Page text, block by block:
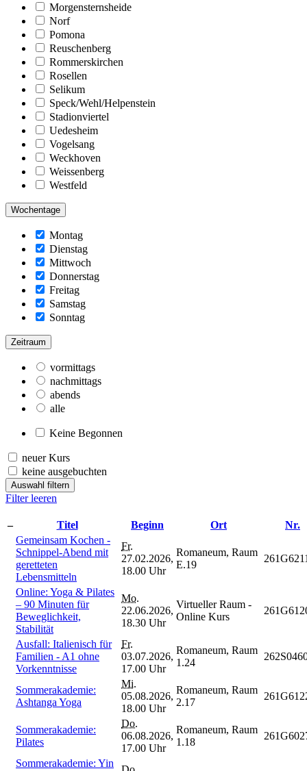
Morgensternsheide
Norf
Pomona
Reuschenberg
Rommerskirchen
Rosellen
Selikum
Speck/Wehl/Helpenstein
Stadionviertel
Uedesheim
Vogelsang
Weckhoven
Weissenberg
Westfeld
Wochentage
Montag
Dienstag
Mittwoch
Donnerstag
Freitag
Samstag
Sonntag
Zeitraum
vormittags
nachmittags
abends
alle
Keine Begonnen
neuer Kurs
keine ausgebuchten
Auswahl filtern
Filter leeren
– Titel Beginn Ort
Nr.
Gemeinsam Kochen -
Schnippel-Abend mit
geretteten
Lebensmitteln
Fr.
27.02.2026,
18.00 Uhr
Romaneum, Raum
E.19
Online: Yoga & Pilates
– 90 Minuten für
Beweglichkeit,
Stabilität
Mo.
22.06.2026,
18.30 Uhr
Virtueller Raum -
Online Kurs
Ausfall: Italienisch für
Familien - A1 ohne
Vorkenntnisse
Fr.
03.07.2026,
17.00 Uhr
Romaneum, Raum
1.24
Sommerakademie:
Ashtanga Yoga
Mi.
05.08.2026,
18.00 Uhr
Romaneum, Raum
2.17
Sommerakademie:
Pilates
Do.
06.08.2026,
17.00 Uhr
Romaneum, Raum
1.18
Sommerakademie: Yin